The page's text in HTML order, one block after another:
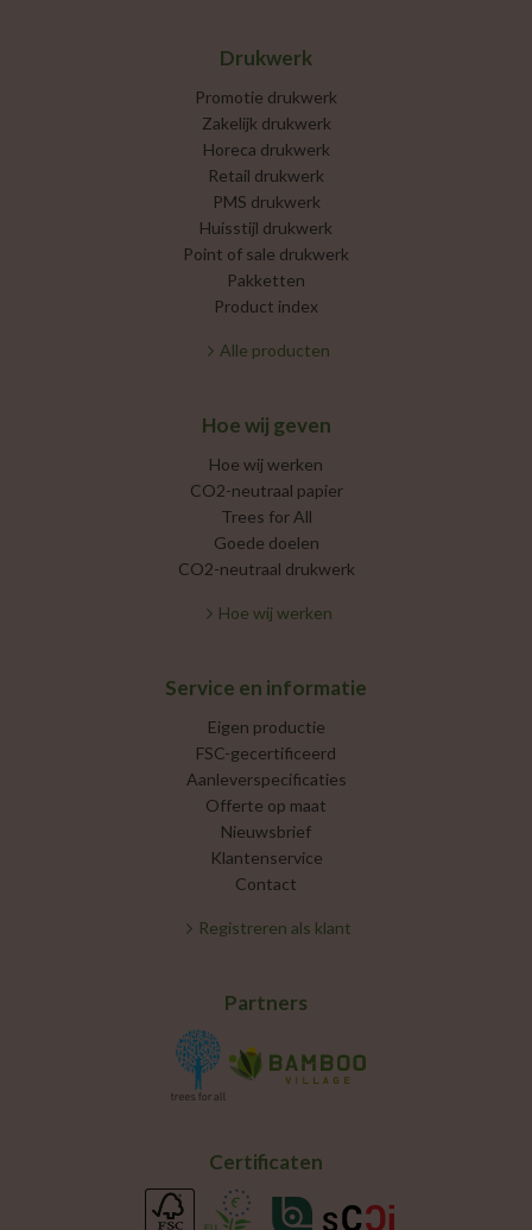
Drukwerk
Promotie drukwerk
Zakelijk drukwerk
Horeca drukwerk
Retail drukwerk
PMS drukwerk
Huisstijl drukwerk
Point of sale drukwerk
Pakketten
Product index
Alle producten
Hoe wij geven
Hoe wij werken
CO2-neutraal papier
Trees for All
Goede doelen
CO2-neutraal drukwerk
Hoe wij werken
Service en informatie
Eigen productie
FSC-gecertificeerd
Aanleverspecificaties
Offerte op maat
Nieuwsbrief
Klantenservice
Contact
Registreren als klant
Partners
Certificaten